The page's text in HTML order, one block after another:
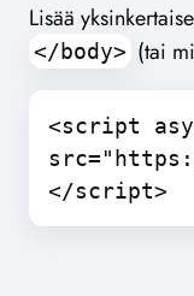
Lisää
</body> (tai
<script
</script>